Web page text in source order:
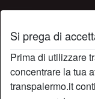
Si prega di
Prima di utilizzare
concentrare la tua
transpalermo.it
Profilo di